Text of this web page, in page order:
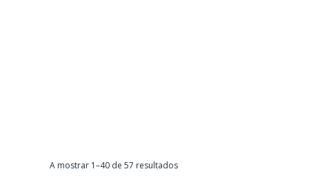
A mostrar 1–40 de 57 resultadosOrdenado